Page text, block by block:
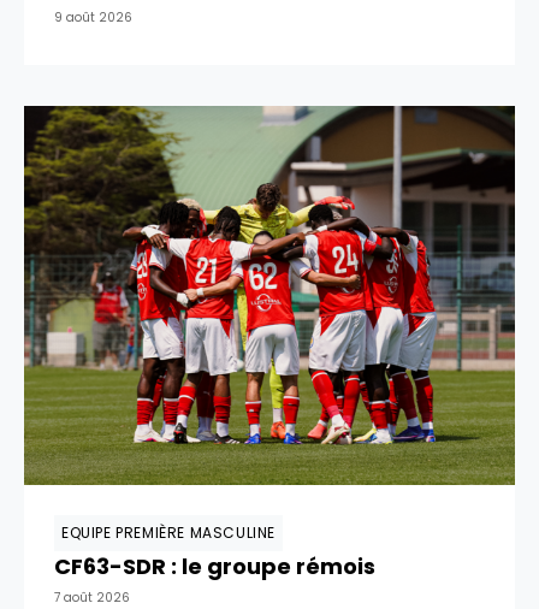
9 août 2026
EQUIPE PREMIÈRE MASCULINE
CF63-SDR : le groupe rémois
7 août 2026